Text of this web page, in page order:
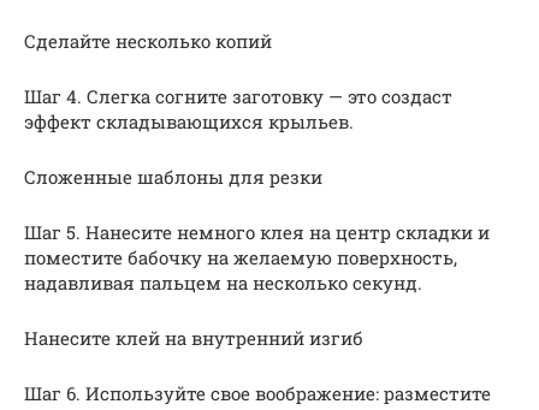
Сделайте несколько копий
Шаг 4. Слегка согните заготовку — это создаст
эффект складывающихся крыльев.
Сложенные шаблоны для резки
Шаг 5. Нанесите немного клея на центр складки и
поместите бабочку на желаемую поверхность,
надавливая пальцем на несколько секунд.
Нанесите клей на внутренний изгиб
Шаг 6. Используйте свое воображение: разместите